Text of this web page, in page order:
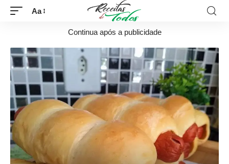
Aa
Continua após a publicidade